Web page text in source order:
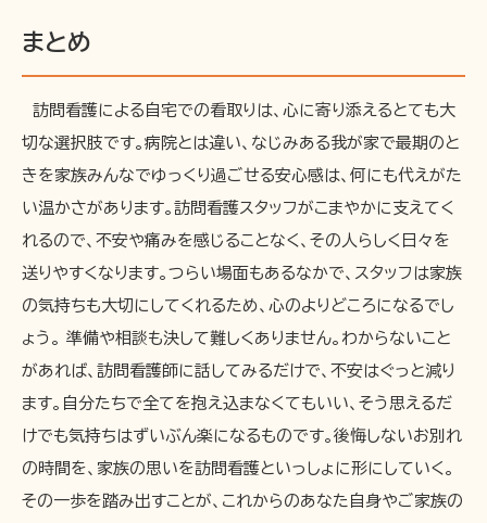
まとめ
訪問看護による自宅での看取りは、心に寄り添えるとても大
切な選択肢です。病院とは違い、なじみある我が家で最期のと
きを家族みんなでゆっくり過ごせる安心感は、何にも代えがた
い温かさがあります。訪問看護スタッフがこまやかに支えてく
れるので、不安や痛みを感じることなく、その人らしく日々を
送りやすくなります。つらい場面もあるなかで、スタッフは家族
の気持ちも大切にしてくれるため、心のよりどころになるでし
ょう。 準備や相談も決して難しくありません。わからないこと
があれば、訪問看護師に話してみるだけで、不安はぐっと減り
ます。自分たちで全てを抱え込まなくてもいい、そう思えるだ
けでも気持ちはずいぶん楽になるものです。後悔しないお別れ
の時間を、家族の思いを訪問看護といっしょに形にしていく。
その一歩を踏み出すことが、これからのあなた自身やご家族の